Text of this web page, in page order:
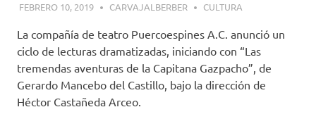
FEBRERO 10, 2019 CARVAJALBERBER CULTURA
La compañía de teatro Puercoespines A.C. anunció un
ciclo de lecturas dramatizadas, iniciando con “Las
tremendas aventuras de la Capitana Gazpacho”, de
Gerardo Mancebo del Castillo, bajo la dirección de
Héctor Castañeda Arceo.